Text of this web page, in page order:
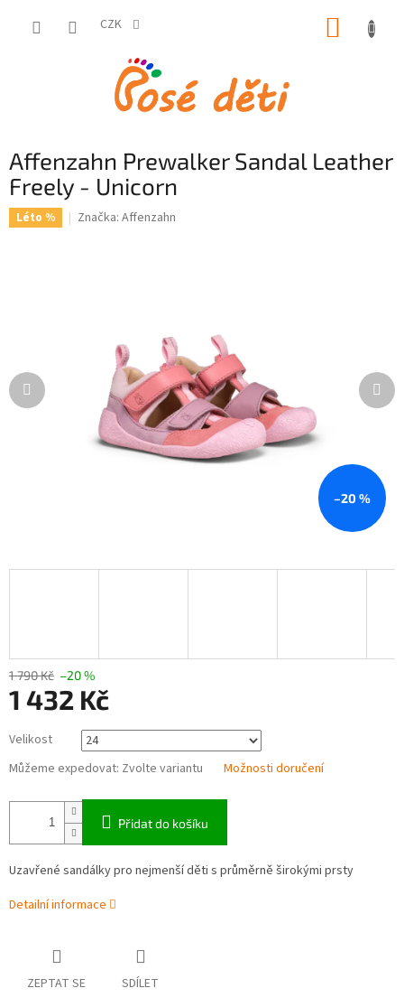
CZK
Affenzahn Prewalker Sandal Leather
Freely - Unicorn
Léto % Značka: Affenzahn
–20 %
1 790 Kč –20 %
1 432 Kč
cena:
Velikost
Můžeme expedovat: Zvolte variantu Možnosti doručení
Přidat do košíku
Uzavřené sandálky pro nejmenší děti s průměrně širokými prsty
Detailní informace
ZEPTAT SE SDÍLET